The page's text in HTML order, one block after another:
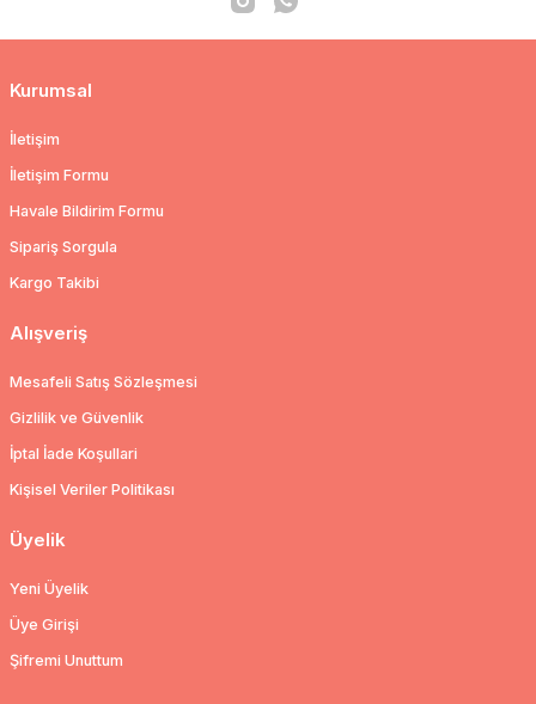
Kurumsal
İletişim
İletişim Formu
Havale Bildirim Formu
Sipariş Sorgula
Kargo Takibi
Alışveriş
Mesafeli Satış Sözleşmesi
Gizlilik ve Güvenlik
İptal İade Koşullari
Kişisel Veriler Politikası
Üyelik
Yeni Üyelik
Üye Girişi
Şifremi Unuttum